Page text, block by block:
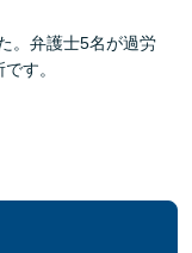
。弁護士5名が過労
す。